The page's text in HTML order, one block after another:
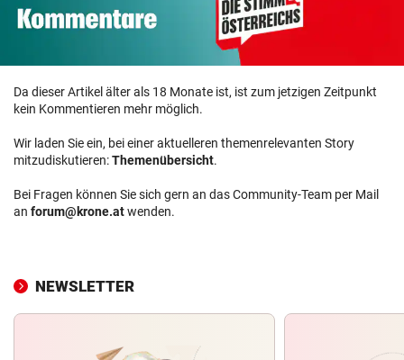
Da dieser Artikel älter als 18 Monate ist, ist zum jetzigen Zeitpunkt
kein Kommentieren mehr möglich.
Wir laden Sie ein, bei einer aktuelleren themenrelevanten Story
mitzudiskutieren:Themenübersicht.
Bei Fragen können Sie sich gern an das Community-Team per Mail
an forum@krone.atwenden.
NEWSLETTER